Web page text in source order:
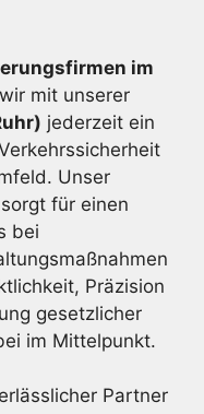
im
mit unserer
jederzeit ein
Unser
für einen
bei
Präzision
gesetzlicher
im Mittelpunkt.
Partner